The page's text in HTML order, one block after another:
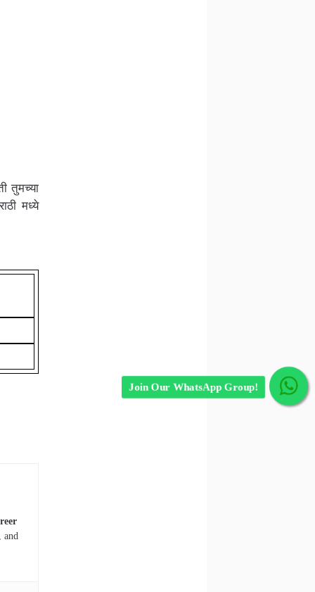
तुमच्या
मध्ये
and
Join Our WhatsApp Group!